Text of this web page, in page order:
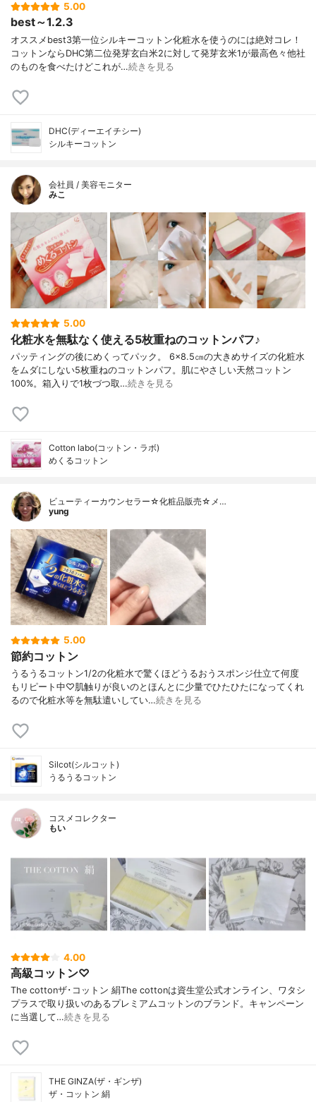
5.00
best～1.2.3
オススメbest3第一位シルキーコットン化粧水を使うのには絶対コレ！
コットンならDHC第二位発芽玄白米2に対して発芽玄米1が最高色々他社
のものを食べたけどこれが…続きを見る
DHC(ディーエイチシー)
シルキーコットン
会社員 / 美容モニター
みこ
5.00
化粧水を無駄なく使える5枚重ねのコットンパフ♪
パッティングの後にめくってパック。 6×8.5㎝の大きめサイズの化粧水
をムダにしない5枚重ねのコットンパフ。肌にやさしい天然コットン
100%。箱入りで1枚づつ取…続きを見る
Cotton labo(コットン・ラボ)
めくるコットン
ビューティーカウンセラー☆化粧品販売☆メ…
yung
5.00
節約コットン
うるうるコットン1/2の化粧水で驚くほどうるおうスポンジ仕立て何度
もリピート中♡肌触りが良いのとほんとに少量でひたひたになってくれ
るので化粧水等を無駄遣いしてい…続きを見る
Silcot(シルコット)
うるうるコットン
コスメコレクター
もい
4.00
高級コットン♡
The cottonザ･コットン 絹The cottonは資生堂公式オンライン、ワタシ
プラスで取り扱いのあるプレミアムコットンのブランド。キャンペーン
に当選して…続きを見る
THE GINZA(ザ・ギンザ)
ザ・コットン 絹